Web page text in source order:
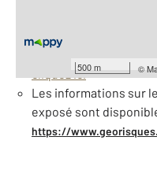
500 m ©
Barèmes d'honoraires de
cliquez ici
Les informations sur
exposé sont
https://